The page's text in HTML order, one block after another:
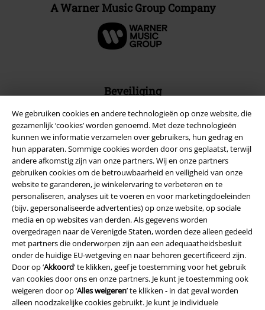
We gebruiken cookies en andere technologieën op onze website, die
gezamenlijk ‘cookies’ worden genoemd. Met deze technologieën
kunnen we informatie verzamelen over gebruikers, hun gedrag en
hun apparaten. Sommige cookies worden door ons geplaatst, terwijl
andere afkomstig zijn van onze partners. Wij en onze partners
gebruiken cookies om de betrouwbaarheid en veiligheid van onze
website te garanderen, je winkelervaring te verbeteren en te
personaliseren, analyses uit te voeren en voor marketingdoeleinden
(bijv. gepersonaliseerde advertenties) op onze website, op sociale
media en op websites van derden. Als gegevens worden
overgedragen naar de Verenigde Staten, worden deze alleen gedeeld
met partners die onderworpen zijn aan een adequaatheidsbesluit
onder de huidige EU-wetgeving en naar behoren gecertificeerd zijn.
Door op ‘Akkoord’ te klikken, geef je toestemming voor het gebruik
van cookies door ons en onze partners. Je kunt je toestemming ook
weigeren door op ‘Alles weigeren’ te klikken - in dat geval worden
alleen noodzakelijke cookies gebruikt. Je kunt je individuele
A Warner Music Group Company
Beveiliging
Legal
Algemene Voorwaarden